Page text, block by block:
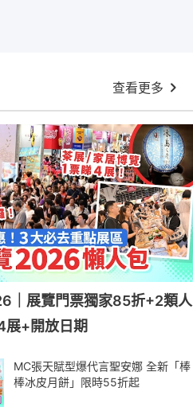
查看更多
｜展覽門票獨家85折+2類人
展+開放日期
MC張天賦型爆代言聖安娜 全新「棒
棒冰皮月餅」限時55折起